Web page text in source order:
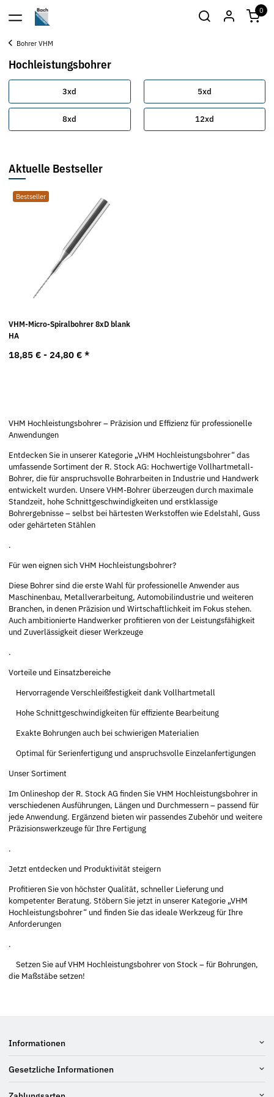
0
Bohrer VHM
Hochleistungsbohrer
3xd 5xd
8xd 12xd
Aktuelle Bestseller
Bestseller
VHM-Micro-Spiralbohrer 8xD blank
HA
18,85 € - 24,80 € *
VHM Hochleistungsbohrer – Präzision und Effizienz für professionelle
Anwendungen
Entdecken Sie in unserer Kategorie „VHM Hochleistungsbohrer“ das
umfassende Sortiment der R. Stock AG: Hochwertige Vollhartmetall-
Bohrer, die für anspruchsvolle Bohrarbeiten in Industrie und Handwerk
entwickelt wurden. Unsere VHM-Bohrer überzeugen durch maximale
Standzeit, hohe Schnittgeschwindigkeiten und erstklassige
Bohrergebnisse – selbst bei härtesten Werkstoffen wie Edelstahl, Guss
oder gehärteten Stählen
.
Für wen eignen sich VHM Hochleistungsbohrer?
Diese Bohrer sind die erste Wahl für professionelle Anwender aus
Maschinenbau, Metallverarbeitung, Automobilindustrie und weiteren
Branchen, in denen Präzision und Wirtschaftlichkeit im Fokus stehen.
Auch ambitionierte Handwerker profitieren von der Leistungsfähigkeit
und Zuverlässigkeit dieser Werkzeuge
.
Vorteile und Einsatzbereiche
Hervorragende Verschleißfestigkeit dank Vollhartmetall
Hohe Schnittgeschwindigkeiten für effiziente Bearbeitung
Exakte Bohrungen auch bei schwierigen Materialien
Optimal für Serienfertigung und anspruchsvolle Einzelanfertigungen
Unser Sortiment
Im Onlineshop der R. Stock AG finden Sie VHM Hochleistungsbohrer in
verschiedenen Ausführungen, Längen und Durchmessern – passend für
jede Anwendung. Ergänzend bieten wir passendes Zubehör und weitere
Präzisionswerkzeuge für Ihre Fertigung
.
Jetzt entdecken und Produktivität steigern
Profitieren Sie von höchster Qualität, schneller Lieferung und
kompetenter Beratung. Stöbern Sie jetzt in unserer Kategorie „VHM
Hochleistungsbohrer“ und finden Sie das ideale Werkzeug für Ihre
Anforderungen
.
Setzen Sie auf VHM Hochleistungsbohrer von Stock – für Bohrungen,
die Maßstäbe setzen!
Informationen
Gesetzliche Informationen